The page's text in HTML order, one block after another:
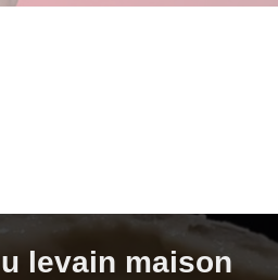
levain maison